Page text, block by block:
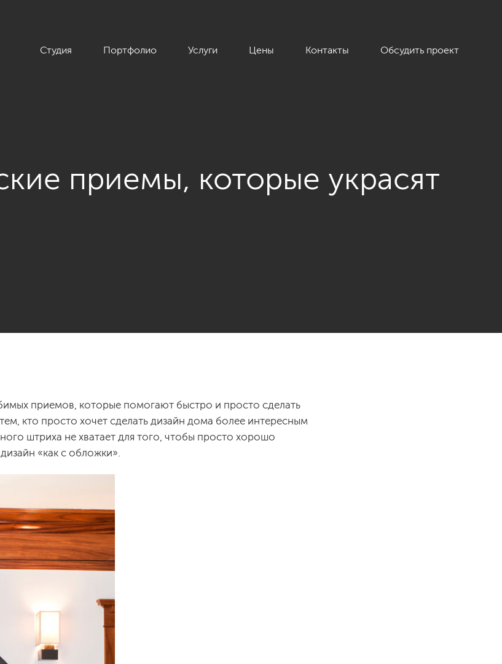
Студия Портфолио Услуги Цены Контакты Обсудить проект
приемы, которые украсят
приемов, которые помогают быстро и просто сделать
кто просто хочет сделать дизайн дома более интересным
штриха не хватает для того, чтобы просто хорошо
«как с обложки».